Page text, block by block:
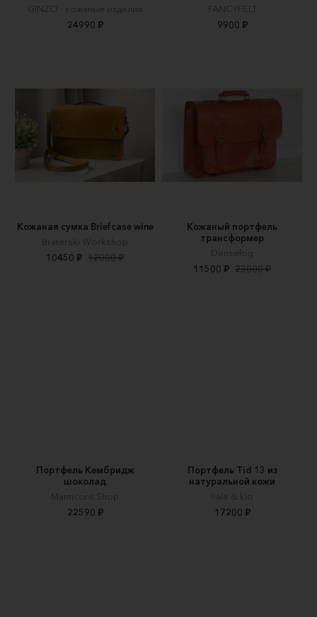
GINZO - кожаные изделия
24990 ₽
FANCYFELT
9900 ₽
Кожаная сумка Briefcase wine
Braterski Workshop
10450 ₽ 12000 ₽
Кожаный портфель
трансформер
Densefog
11500 ₽ 23000 ₽
Портфель Кембридж
шоколад
Manticore.Shop
22590 ₽
Портфель Tid 13 из
натуральной кожи
hale & klo
17200 ₽